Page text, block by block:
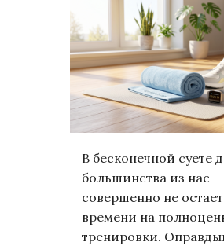
В бесконечной суете
большинства из нас
совершенно не
времени на
тренировки.